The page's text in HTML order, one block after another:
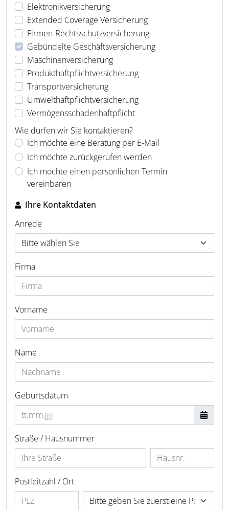
Elektronikversicherung
Extended Coverage Versicherung
Firmen-Rechtsschutzversicherung
Gebündelte Geschäftsversicherung
Maschinenversicherung
Produkthaftpflichtversicherung
Transportversicherung
Umwelthaftpflichtversicherung
Vermögensschadenhaftpflicht
Wie dürfen wir Sie kontaktieren?
Ich möchte eine Beratung per E-Mail
Ich möchte zurückgerufen werden
Ich möchte einen persönlichen Termin
vereinbaren
Ihre Kontaktdaten
Anrede
Firma
Vorname
Name
Geburtsdatum
Straße / Hausnummer
Postleitzahl / Ort